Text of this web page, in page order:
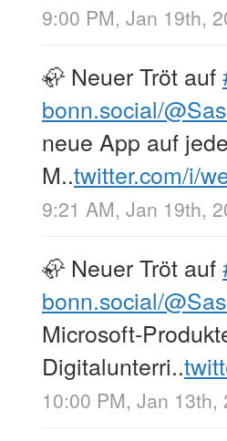
9:00 PM, Jan 19th,
🦣 Neuer Tröt auf
bonn.social/
neue App auf
M..twitter.com/i/
9:21 AM, Jan 19th,
🦣 Neuer Tröt auf
bonn.social/
Microsoft-
Digitalunterri..
10:00 PM, Jan 13th,